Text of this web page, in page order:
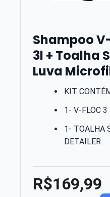
Shampoo
3l + Toalha
Luva
KIT
1- V-FLOC
1- TOALHA
DETAILER
R$169,99